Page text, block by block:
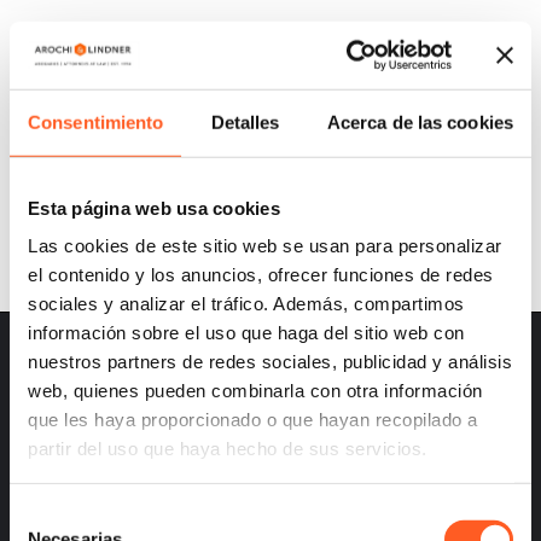
Consentimiento Detalles Acerca de las cookies
Esta página web usa cookies
Las cookies de este sitio web se usan para personalizar
el contenido y los anuncios, ofrecer funciones de redes
sociales y analizar el tráfico. Además, compartimos
información sobre el uso que haga del sitio web con
nuestros partners de redes sociales, publicidad y análisis
web, quienes pueden combinarla con otra información
que les haya proporcionado o que hayan recopilado a
partir del uso que haya hecho de sus servicios.
A&L UPDATES: A NECESSARY (AND
IRREMEDIABLE) TRANSFORMATION OF
THE PROTECTED APPELLATION OF ORIGIN
OLINALÁ